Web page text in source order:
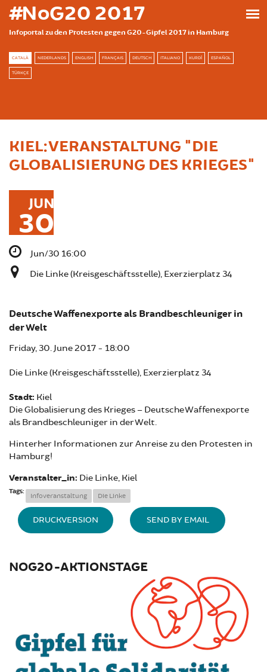
Skip to main content
#NoG20 2017
Infoportal zu den Protesten gegen G20-Gipfel 2017 in Hamburg
CATALÀ NEDERLANDS ENGLISH FRANÇAIS DEUTSCH ITALIANO KURDÎ ESPAÑOL
TÜRKÇE
KIEL: VERANSTALTUNG "DIE
GLOBALISIERUNG DES KRIEGES"
JUN
30
Jun/30 16:00
Die Linke (Kreisgeschäftsstelle), Exerzierplatz 34
Deutsche Waffenexporte als Brandbeschleuniger in
der Welt
Friday, 30. June 2017 - 18:00
Die Linke (Kreisgeschäftsstelle), Exerzierplatz 34
Stadt: Kiel
Die Globalisierung des Krieges – Deutsche Waffenexporte
als Brandbeschleuniger in der Welt.
Hinterher Informationen zur Anreise zu den Protesten in
Hamburg!
Veranstalter_in: Die Linke, Kiel
Tags:
Infoveranstaltung Die Linke
DRUCKVERSION SEND BY EMAIL
NOG20-AKTIONSTAGE